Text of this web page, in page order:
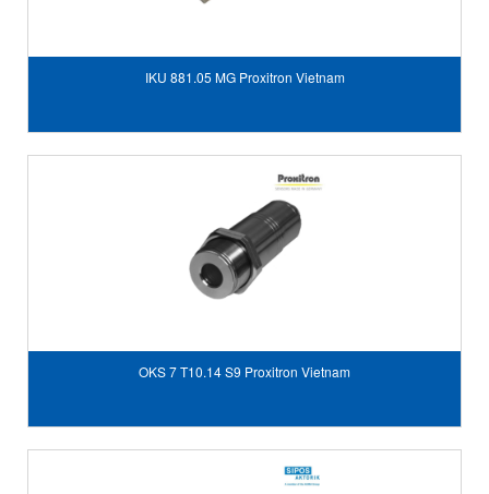
IKU 881.05 MG Proxitron Vietnam
OKS 7 T10.14 S9 Proxitron Vietnam